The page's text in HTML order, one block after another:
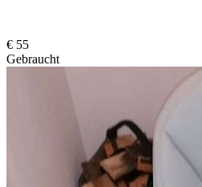
€ 55
Gebraucht